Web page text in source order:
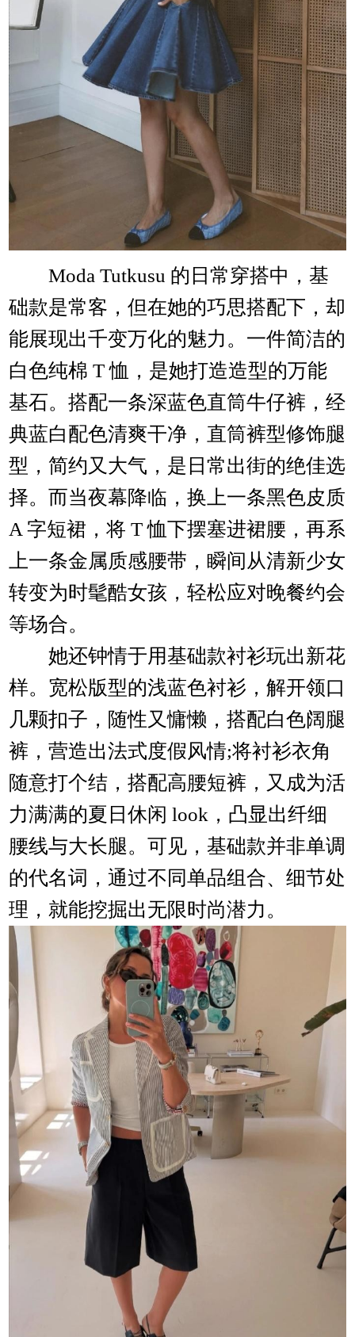
Moda Tutkusu 的日常穿搭中，基
础款是常客，但在她的巧思搭配下，却
能展现出千变万化的魅力。一件简洁的
白色纯棉 T 恤，是她打造造型的万能
基石。搭配一条深蓝色直筒牛仔裤，经
典蓝白配色清爽干净，直筒裤型修饰腿
型，简约又大气，是日常出街的绝佳选
择。而当夜幕降临，换上一条黑色皮质
A 字短裙，将 T 恤下摆塞进裙腰，再系
上一条金属质感腰带，瞬间从清新少女
转变为时髦酷女孩，轻松应对晚餐约会
等场合。
她还钟情于用基础款衬衫玩出新花
样。宽松版型的浅蓝色衬衫，解开领口
几颗扣子，随性又慵懒，搭配白色阔腿
裤，营造出法式度假风情;将衬衫衣角
随意打个结，搭配高腰短裤，又成为活
力满满的夏日休闲 look，凸显出纤细
腰线与大长腿。可见，基础款并非单调
的代名词，通过不同单品组合、细节处
理，就能挖掘出无限时尚潜力。